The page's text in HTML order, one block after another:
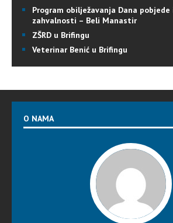
Program obilježavanja Dana
zahvalnosti – Beli Manastir
ZŠRD u Brifingu
Veterinar Benić u Brifingu
O NAMA